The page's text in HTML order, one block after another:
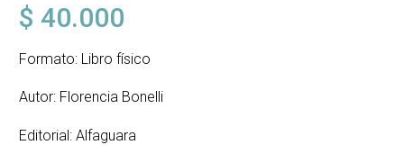
$ 40.000
Formato: Libro físico
Autor: Florencia Bonelli
Editorial: Alfaguara